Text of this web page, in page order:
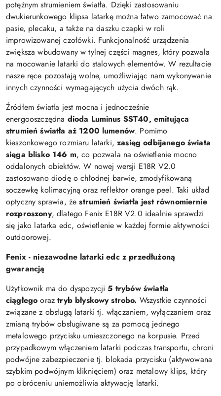
potężnym strumieniem światła. Dzięki zastosowaniu
dwukierunkowego klipsa latarkę można łatwo zamocować na
pasie, plecaku, a także na daszku czapki w roli
improwizowanej czołówki. Funkcjonalność urządzenia
zwiększa wbudowany w tylnej części magnes, który pozwala
na mocowanie latarki do stalowych elementów. W rezultacie
nasze ręce pozostają wolne, umożliwiając nam wykonywanie
innych czynności wymagających użycia dwóch rąk.
Źródłem światła jest mocna i jednocześnie
energooszczędna dioda Luminus SST40, emitująca
strumień światła aż 1200 lumenów. Pomimo
kieszonkowego rozmiaru latarki,zasięg odbijanego świata
sięga blisko 146 m, co pozwala na oświetlenie mocno
oddalonych obiektów. W nowej wersji E18R V2.0
zastosowano diodę o chłodnej barwie, zmodyfikowaną
soczewkę kolimacyjną oraz reflektor orange peel. Taki układ
optyczny sprawia, żestrumień światła jest równomiernie
rozproszony, dlatego Fenix E18R V2.0 idealnie sprawdzi
się jako latarka edc, oświetlenie w każdej formie aktywności
outdoorowej.
Fenix - niezawodne latarki edc z przedłużoną
gwarancją
Użytkownik ma do dyspozycji5 trybów światła
ciągłego oraztryb błyskowy strobo. Wszystkie czynności
związane z obsługą latarki tj. włączaniem, wyłączaniem oraz
zmianą trybów obsługiwane są za pomocą jednego
metalowego przycisku umieszczonego na korpusie. Przed
przypadkowym włączeniem latarki podczas transportu, chroni
podwójne zabezpieczenie tj. blokada przycisku (aktywowana
szybkim podwójnym kliknięciem) oraz metalowy klips, który
po obróceniu uniemożliwia aktywację latarki.